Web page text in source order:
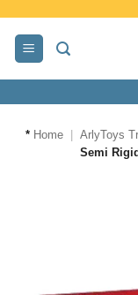
inhoud
* Home ArlyToys
Semi